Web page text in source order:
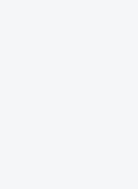
wie:“Danach kannst
Die Wissenschaft hat
Die Studie zeigt, wie
Berichterstattung